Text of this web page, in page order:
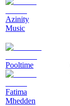
Azinity
Music
Pooltime
Fatima
Mhedden